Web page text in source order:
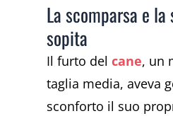
La scomparsa e la
sopita
Il furto delcane, un
taglia media, aveva
sconforto il suo